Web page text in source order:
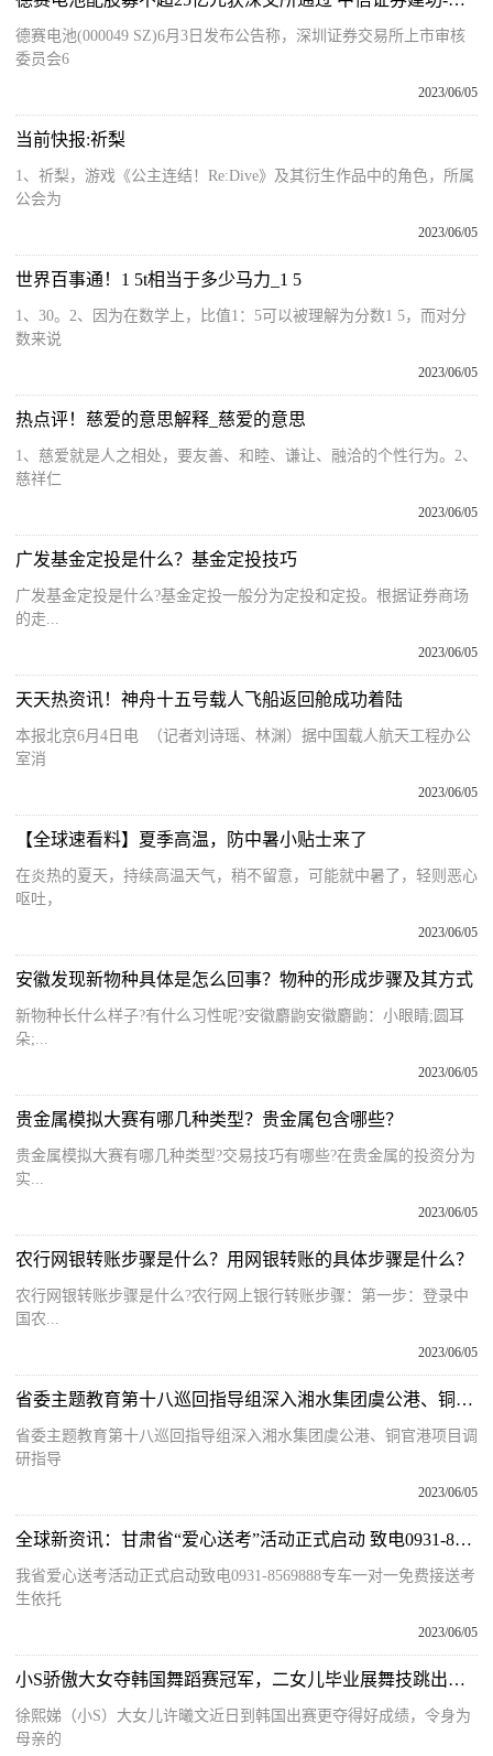
德赛电池(000049 SZ)6月3日发布公告称，深圳证券交易所上市审核
委员会6
2023/06/05
当前快报:祈梨
1、祈梨，游戏《公主连结！Re:Dive》及其衍生作品中的角色，所属
公会为
2023/06/05
世界百事通！1 5t相当于多少马力_1 5
1、30。2、因为在数学上，比值1：5可以被理解为分数1 5，而对分
数来说
2023/06/05
热点评！慈爱的意思解释_慈爱的意思
1、慈爱就是人之相处，要友善、和睦、谦让、融洽的个性行为。2、
慈祥仁
2023/06/05
广发基金定投是什么？基金定投技巧
广发基金定投是什么?基金定投一般分为定投和定投。根据证券商场
的走...
2023/06/05
天天热资讯！神舟十五号载人飞船返回舱成功着陆
本报北京6月4日电 （记者刘诗瑶、林渊）据中国载人航天工程办公
室消
2023/06/05
【全球速看料】夏季高温，防中暑小贴士来了
在炎热的夏天，持续高温天气，稍不留意，可能就中暑了，轻则恶心
呕吐，
2023/06/05
安徽发现新物种具体是怎么回事？物种的形成步骤及其方式
新物种长什么样子?有什么习性呢?安徽麝鼩安徽麝鼩：小眼睛;圆耳
朵;...
2023/06/05
贵金属模拟大赛有哪几种类型？贵金属包含哪些？
贵金属模拟大赛有哪几种类型?交易技巧有哪些?在贵金属的投资分为
实...
2023/06/05
农行网银转账步骤是什么？用网银转账的具体步骤是什么？
农行网银转账步骤是什么?农行网上银行转账步骤：第一步：登录中
国农...
2023/06/05
省委主题教育第十八巡回指导组深入湘水集团虞公港、铜官港项目调研指导
省委主题教育第十八巡回指导组深入湘水集团虞公港、铜官港项目调
研指导
2023/06/05
全球新资讯：甘肃省“爱心送考”活动正式启动 致电0931-8569888专车“一对一”免费接送考生
我省爱心送考活动正式启动致电0931-8569888专车一对一免费接送考
生依托
2023/06/05
小S骄傲大女夺韩国舞蹈赛冠军，二女儿毕业展舞技跳出仙气_天天新要闻
徐熙娣（小S）大女儿许曦文近日到韩国出赛更夺得好成绩，令身为
母亲的